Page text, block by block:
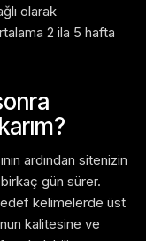
olarak
2 ila 5 hafta
ardından sitenizin
gün sürer.
kelimelerde üst
kalitesine ve